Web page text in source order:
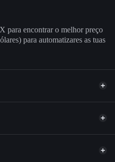
para encontrar o melhor preço
para automatizares as tuas
tokens Solana com